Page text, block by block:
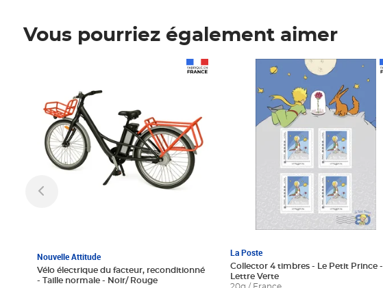
Vous pourriez également aimer
Nouvelle Attitude
Vélo électrique du facteur, reconditionné
- Taille normale - Noir/ Rouge
La Poste
Collector 4 timbres - Le Petit Prince -
Lettre Verte
Prix 6,25€ HT